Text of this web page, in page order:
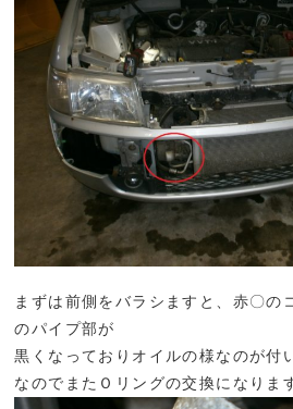
まずは前側をバラシますと、赤〇の
のパイプ部が
黒くなっておりオイルの様なのが付
なのでまたＯリングの交換になりま